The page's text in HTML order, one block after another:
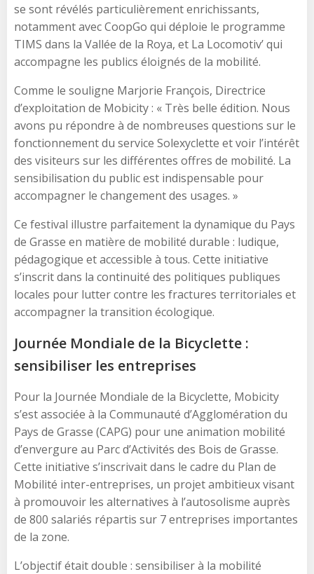
se sont révélés particulièrement enrichissants,
notamment avec CoopGo qui déploie le programme
TIMS dans la Vallée de la Roya, et La Locomotiv’ qui
accompagne les publics éloignés de la mobilité.
Comme le souligne Marjorie François, Directrice
d’exploitation de Mobicity : « Très belle édition. Nous
avons pu répondre à de nombreuses questions sur le
fonctionnement du service Solexyclette et voir l’intérêt
des visiteurs sur les différentes offres de mobilité. La
sensibilisation du public est indispensable pour
accompagner le changement des usages. »
Ce festival illustre parfaitement la dynamique du Pays
de Grasse en matière de mobilité durable : ludique,
pédagogique et accessible à tous. Cette initiative
s’inscrit dans la continuité des politiques publiques
locales pour lutter contre les fractures territoriales et
accompagner la transition écologique.
Journée Mondiale de la Bicyclette :
sensibiliser les entreprises
Pour la Journée Mondiale de la Bicyclette, Mobicity
s’est associée à la Communauté d’Agglomération du
Pays de Grasse (CAPG) pour une animation mobilité
d’envergure au Parc d’Activités des Bois de Grasse.
Cette initiative s’inscrivait dans le cadre du Plan de
Mobilité inter-entreprises, un projet ambitieux visant
à promouvoir les alternatives à l’autosolisme auprès
de 800 salariés répartis sur 7 entreprises importantes
de la zone.
L’objectif était double : sensibiliser à la mobilité